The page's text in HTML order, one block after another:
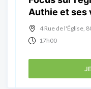
Authie et ses
4 Rue de l'Église,
17h00